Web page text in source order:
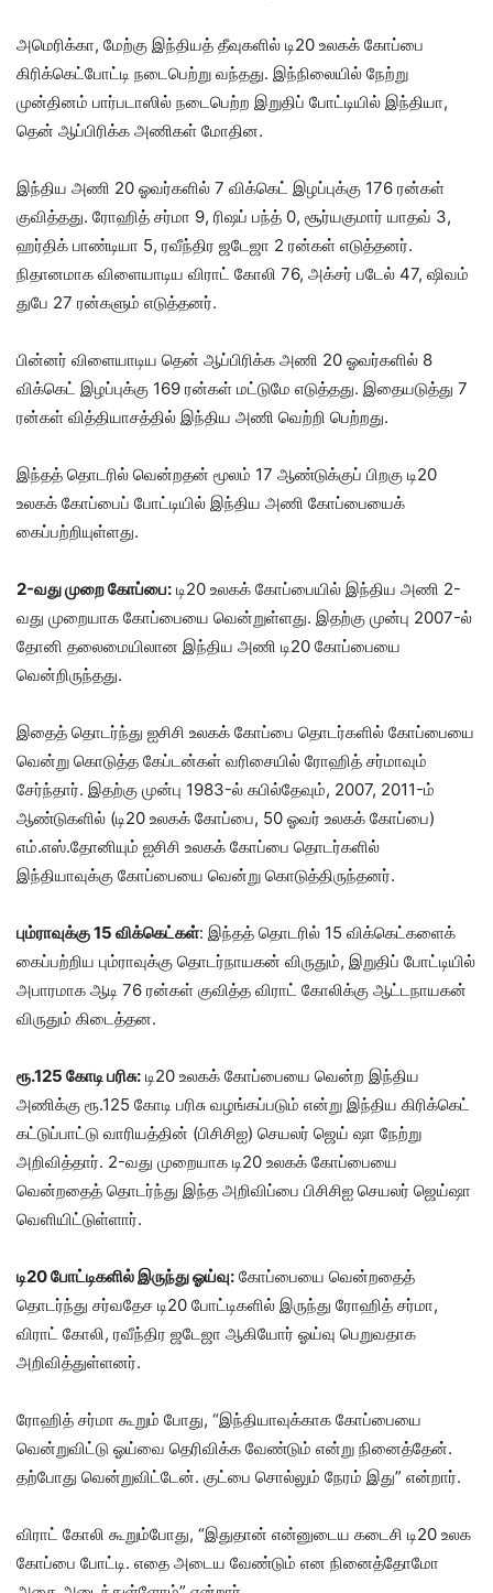
அமெரிக்கா, மேற்கு இந்தியத் தீவுகளில் டி20 உலகக் கோப்பை
கிரிக்கெட்போட்டி நடைபெற்று வந்தது. இந்நிலையில் நேற்று
முன்தினம் பார்படாஸில் நடைபெற்ற இறுதிப் போட்டியில் இந்தியா,
தென் ஆப்பிரிக்க அணிகள் மோதின.
இந்திய அணி 20 ஓவர்களில் 7 விக்கெட் இழப்புக்கு 176 ரன்கள்
குவித்தது. ரோஹித் சர்மா 9, ரிஷப் பந்த் 0, சூர்யகுமார் யாதவ் 3,
ஹர்திக் பாண்டியா 5, ரவீந்திர ஜடேஜா 2 ரன்கள் எடுத்தனர்.
நிதானமாக விளையாடிய விராட் கோலி 76, அக்சர் படேல் 47, ஷிவம்
துபே 27 ரன்களும் எடுத்தனர்.
பின்னர் விளையாடிய தென் ஆப்பிரிக்க அணி 20 ஓவர்களில் 8
விக்கெட் இழப்புக்கு 169 ரன்கள் மட்டுமே எடுத்தது. இதையடுத்து 7
ரன்கள் வித்தியாசத்தில் இந்திய அணி வெற்றி பெற்றது.
இந்தத் தொடரில் வென்றதன் மூலம் 17 ஆண்டுக்குப் பிறகு டி20
உலகக் கோப்பைப் போட்டியில் இந்திய அணி கோப்பையைக்
கைப்பற்றியுள்ளது.
2-வது முறை கோப்பை: டி20 உலகக் கோப்பையில் இந்திய அணி 2-
வது முறையாக கோப்பையை வென்றுள்ளது. இதற்கு முன்பு 2007-ல்
தோனி தலைமையிலான இந்திய அணி டி20 கோப்பையை
வென்றிருந்தது.
இதைத் தொடர்ந்து ஐசிசி உலகக் கோப்பை தொடர்களில் கோப்பையை
வென்று கொடுத்த கேப்டன்கள் வரிசையில் ரோஹித் சர்மாவும்
சேர்ந்தார். இதற்கு முன்பு 1983-ல் கபில்தேவும், 2007, 2011-ம்
ஆண்டுகளில் (டி20 உலகக் கோப்பை, 50 ஓவர் உலகக் கோப்பை)
எம்.எஸ்.தோனியும் ஐசிசி உலகக் கோப்பை தொடர்களில்
இந்தியாவுக்கு கோப்பையை வென்று கொடுத்திருந்தனர்.
பும்ராவுக்கு 15 விக்கெட்கள்: இந்தத் தொடரில் 15 விக்கெட்களைக்
கைப்பற்றிய பும்ராவுக்கு தொடர்நாயகன் விருதும், இறுதிப் போட்டியில்
அபாரமாக ஆடி 76 ரன்கள் குவித்த விராட் கோலிக்கு ஆட்டநாயகன்
விருதும் கிடைத்தன.
ரூ.125 கோடி பரிசு: டி20 உலகக் கோப்பையை வென்ற இந்திய
அணிக்கு ரூ.125 கோடி பரிசு வழங்கப்படும் என்று இந்திய கிரிக்கெட்
கட்டுப்பாட்டு வாரியத்தின் (பிசிசிஐ) செயலர் ஜெய் ஷா நேற்று
அறிவித்தார். 2-வது முறையாக டி20 உலகக் கோப்பையை
வென்றதைத் தொடர்ந்து இந்த அறிவிப்பை பிசிசிஐ செயலர் ஜெய்ஷா
வெளியிட்டுள்ளார்.
டி20 போட்டிகளில் இருந்து ஓய்வு: கோப்பையை வென்றதைத்
தொடர்ந்து சர்வதேச டி20 போட்டிகளில் இருந்து ரோஹித் சர்மா,
விராட் கோலி, ரவீந்திர ஜடேஜா ஆகியோர் ஓய்வு பெறுவதாக
அறிவித்துள்ளனர்.
ரோஹித் சர்மா கூறும் போது, “இந்தியாவுக்காக கோப்பையை
வென்றுவிட்டு ஓய்வை தெரிவிக்க வேண்டும் என்று நினைத்தேன்.
தற்போது வென்றுவிட்டேன். குட்பை சொல்லும் நேரம் இது” என்றார்.
விராட் கோலி கூறும்போது, “இதுதான் என்னுடைய கடைசி டி20 உலக
கோப்பை போட்டி. எதை அடைய வேண்டும் என நினைத்தோமோ